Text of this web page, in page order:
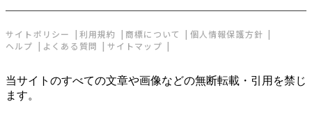
サイトポリシー 利用規約 商標について
個人情報保護方針
ヘルプ
よくある質問 サイトマップ
当サイトのすべての文章や画像などの無断転載・引用を禁じ
ます。